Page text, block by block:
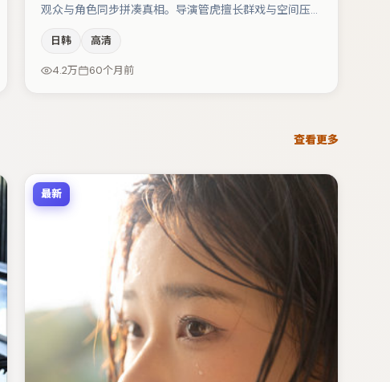
观众与角色同步拼凑真相。导演管虎擅长群戏与空间压迫
对手戏构成全片情感锚点，沈腾则以细节塑造推动谜题层
层揭开。若你偏爱强类型与清晰主线，这部作品值得关
日韩 高清
4.2万 60个月前
查看更多
最新